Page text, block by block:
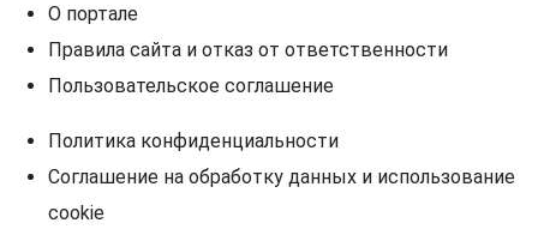
О портале
Правила сайта и отказ от ответственности
Пользовательское соглашение
Политика конфиденциальности
Соглашение на обработку данных и использование
cookie